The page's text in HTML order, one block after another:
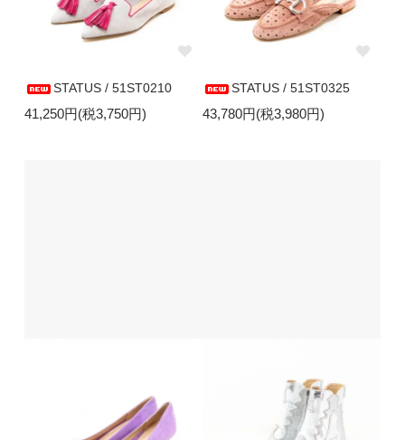
STATUS / 51ST0210
41,250円(税3,750円)
STATUS / 51ST0325
43,780円(税3,980円)